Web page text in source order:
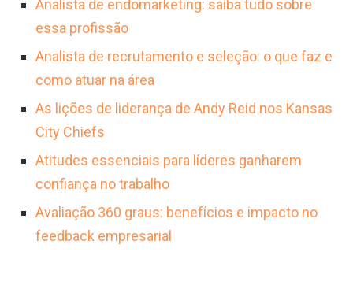
Analista de endomarketing: saiba tudo sobre
essa profissão
Analista de recrutamento e seleção: o que faz e
como atuar na área
As lições de liderança de Andy Reid nos Kansas
City Chiefs
Atitudes essenciais para líderes ganharem
confiança no trabalho
Avaliação 360 graus: benefícios e impacto no
feedback empresarial